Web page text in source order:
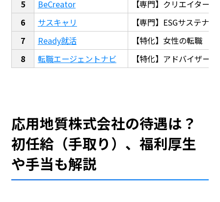
BeCreator
【専門】クリエイター
サスキャリ
【専門】ESGサステナ
Ready就活
【特化】女性の転職
転職エージェントナビ
【特化】アドバイザー
応用地質株式会社の待遇は？
初任給（手取り）、福利厚生
や手当も解説